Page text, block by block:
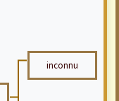
inconnu